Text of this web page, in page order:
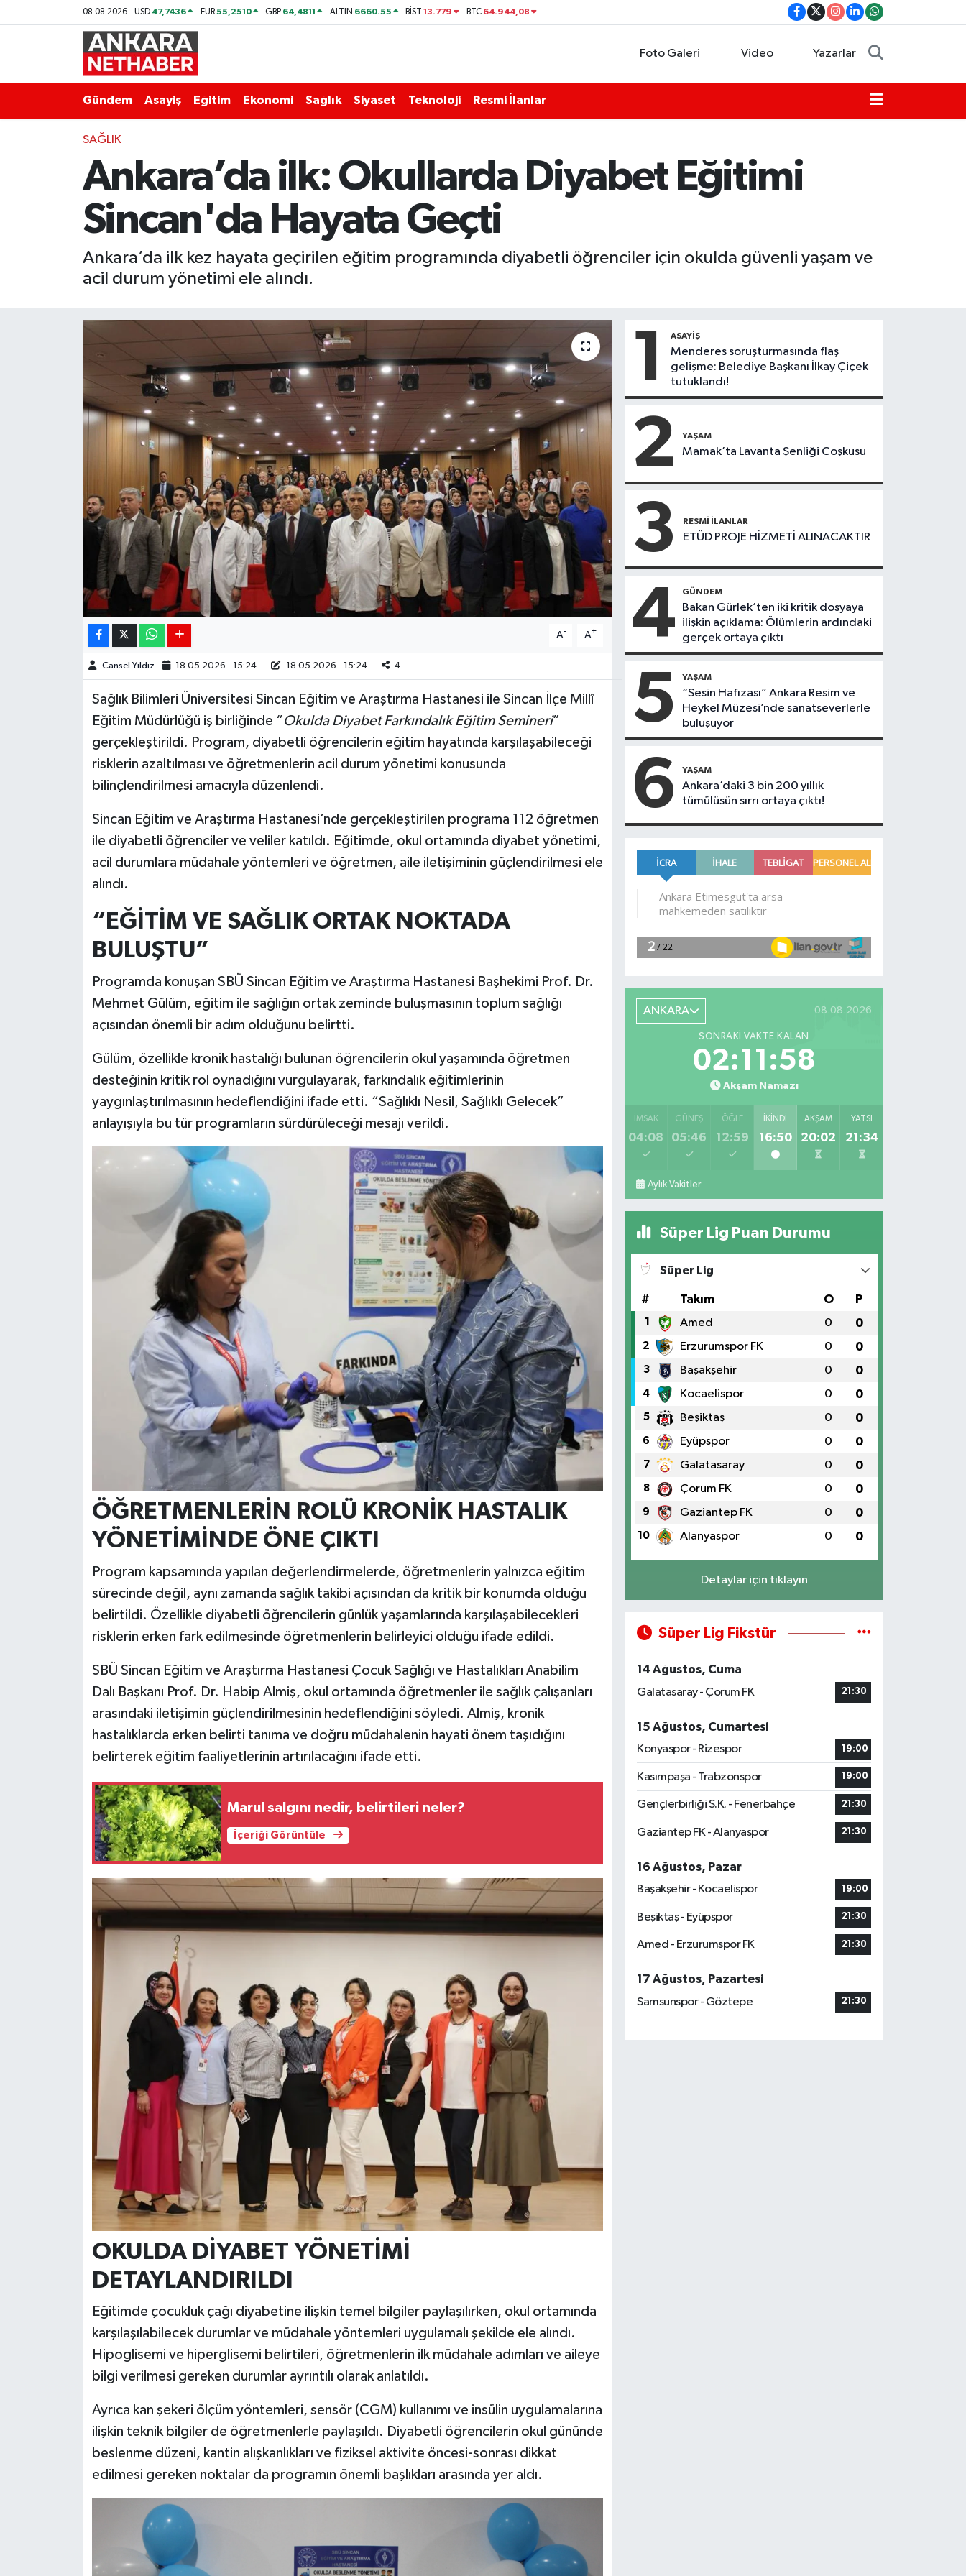
08-08-2026 USD 47,7436 EUR55,2510 GBP 64,4811 ALTIN 6660.55 BİST13.779 BTC 64.944,08
Foto Galeri Video Yazarlar
Gündem Asayiş Eğitim Ekonomi Sağlık Siyaset Teknoloji Resmi İlanlar
SAĞLIK
Ankara’da ilk: Okullarda Diyabet Eğitimi
Sincan'da Hayata Geçti
Ankara’da ilk kez hayata geçirilen eğitim programında diyabetli öğrenciler için okulda güvenli yaşam ve
acil durum yönetimi ele alındı.
A- A+
Cansel Yıldız 18.05.2026 - 15:24 18.05.2026 - 15:24 4
Sağlık Bilimleri Üniversitesi Sincan Eğitim ve Araştırma Hastanesi ile Sincan İlçe Millî
Eğitim Müdürlüğü iş birliğinde “ Okulda Diyabet Farkındalık Eğitim Semineri”
gerçekleştirildi. Program, diyabetli öğrencilerin eğitim hayatında karşılaşabileceği
risklerin azaltılması ve öğretmenlerin acil durum yönetimi konusunda
bilinçlendirilmesi amacıyla düzenlendi.
Sincan Eğitim ve Araştırma Hastanesi’nde gerçekleştirilen programa 112 öğretmen
ile diyabetli öğrenciler ve veliler katıldı. Eğitimde, okul ortamında diyabet yönetimi,
acil durumlara müdahale yöntemleri ve öğretmen, aile iletişiminin güçlendirilmesi ele
alındı.
“EĞİTİM VE SAĞLIK ORTAK NOKTADA
BULUŞTU”
Programda konuşan SBÜ Sincan Eğitim ve Araştırma Hastanesi Başhekimi Prof. Dr.
Mehmet Gülüm, eğitim ile sağlığın ortak zeminde buluşmasının toplum sağlığı
açısından önemli bir adım olduğunu belirtti.
Gülüm, özellikle kronik hastalığı bulunan öğrencilerin okul yaşamında öğretmen
desteğinin kritik rol oynadığını vurgulayarak, farkındalık eğitimlerinin
yaygınlaştırılmasının hedeflendiğini ifade etti. “Sağlıklı Nesil, Sağlıklı Gelecek”
anlayışıyla bu tür programların sürdürüleceği mesajı verildi.
ÖĞRETMENLERİN ROLÜ KRONİK HASTALIK
YÖNETİMİNDE ÖNE ÇIKTI
Program kapsamında yapılan değerlendirmelerde, öğretmenlerin yalnızca eğitim
sürecinde değil, aynı zamanda sağlık takibi açısından da kritik bir konumda olduğu
belirtildi. Özellikle diyabetli öğrencilerin günlük yaşamlarında karşılaşabilecekleri
risklerin erken fark edilmesinde öğretmenlerin belirleyici olduğu ifade edildi.
SBÜ Sincan Eğitim ve Araştırma Hastanesi Çocuk Sağlığı ve Hastalıkları Anabilim
Dalı Başkanı Prof. Dr. Habip Almiş, okul ortamında öğretmenler ile sağlık çalışanları
arasındaki iletişimin güçlendirilmesinin hedeflendiğini söyledi. Almiş, kronik
hastalıklarda erken belirti tanıma ve doğru müdahalenin hayati önem taşıdığını
belirterek eğitim faaliyetlerinin artırılacağını ifade etti.
Marul salgını nedir, belirtileri neler?
İçeriği Görüntüle
OKULDA DİYABET YÖNETİMİ
DETAYLANDIRILDI
Eğitimde çocukluk çağı diyabetine ilişkin temel bilgiler paylaşılırken, okul ortamında
karşılaşılabilecek durumlar ve müdahale yöntemleri uygulamalı şekilde ele alındı.
Hipoglisemi ve hiperglisemi belirtileri, öğretmenlerin ilk müdahale adımları ve aileye
bilgi verilmesi gereken durumlar ayrıntılı olarak anlatıldı.
Ayrıca kan şekeri ölçüm yöntemleri, sensör (CGM) kullanımı ve insülin uygulamalarına
ilişkin teknik bilgiler de öğretmenlerle paylaşıldı. Diyabetli öğrencilerin okul gününde
beslenme düzeni, kantin alışkanlıkları ve fiziksel aktivite öncesi-sonrası dikkat
edilmesi gereken noktalar da programın önemli başlıkları arasında yer aldı.
1 ASAYIŞ
Menderes soruşturmasında flaş
gelişme: Belediye Başkanı İlkay Çiçek
tutuklandı!
2 YAŞAM
Mamak’ta Lavanta Şenliği Coşkusu
3 RESMI İLANLAR
ETÜD PROJE HİZMETİ ALINACAKTIR
4 GÜNDEM
Bakan Gürlek’ten iki kritik dosyaya
ilişkin açıklama: Ölümlerin ardındaki
gerçek ortaya çıktı
5 YAŞAM
“Sesin Hafızası” Ankara Resim ve
Heykel Müzesi’nde sanatseverlerle
buluşuyor
6 YAŞAM
Ankara’daki 3 bin 200 yıllık
tümülüsün sırrı ortaya çıktı!
ANKARA 08.08.2026
SONRAKI VAKTE KALAN
02:11:56
Akşam Namazı
İMSAK
04:08
GÜNEŞ
05:46
ÖĞLE
12:59
İKINDI
16:50
AKŞAM
20:02
YATSI
21:34
Aylık Vakitler
Süper Lig Puan Durumu
Süper Lig
# Takım O P
1 Amed 0 0
2 Erzurumspor FK 0 0
3 Başakşehir 0 0
4 Kocaelispor 0 0
5 Beşiktaş 0 0
6 Eyüpspor 0 0
7 Galatasaray 0 0
8 Çorum FK 0 0
9 Gaziantep FK 0 0
10 Alanyaspor 0 0
Detaylar için tıklayın
Süper Lig Fikstür
14 Ağustos, Cuma
Galatasaray - Çorum FK
21:30
15 Ağustos, Cumartesi
Konyaspor - Rizespor
19:00
Kasımpaşa - Trabzonspor 19:00
Gençlerbirliği S.K. - Fenerbahçe 21:30
Gaziantep FK - Alanyaspor 21:30
16 Ağustos, Pazar
Başakşehir - Kocaelispor
19:00
Beşiktaş - Eyüpspor 21:30
Amed - Erzurumspor FK 21:30
17 Ağustos, Pazartesi
Samsunspor - Göztepe
21:30
Ekonomi
Kim Kimdir Nereli
Resmi İlanlar
Teknoloji
Ankara Hava Durumu
Tüm Manşetler
Son Dakika Haberleri
Haber Arşivi